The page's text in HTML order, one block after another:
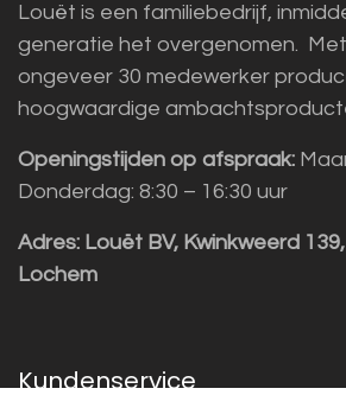
Louët is een familiebedrijf,
generatie het overgenomen.
ongeveer 30 medewerker
hoogwaardige
Openingstijden op afspraak:
Donderdag: 8:30 – 16:30 uur
Adres: Louët BV, Kwinkweerd
Lochem
Kundenservice